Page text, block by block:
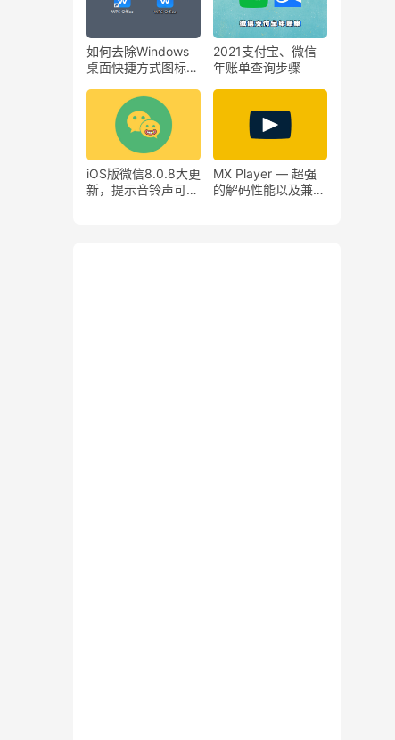
如何去除Windows
桌面快捷方式图标左
2021支付宝、微信
年账单查询步骤
iOS版微信8.0.8大更
新，提示音铃声可自
MX Player — 超强
的解码性能以及兼容